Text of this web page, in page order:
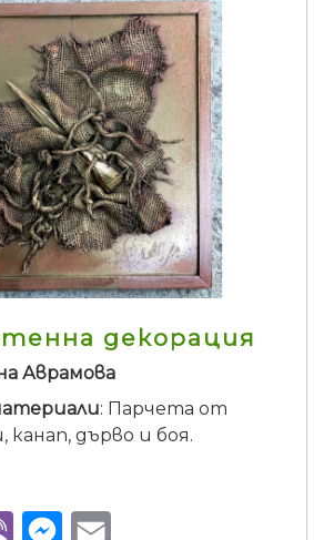
декорация
Аврамова
: Парчета от
канап, дърво и боя.
Viber Messenger